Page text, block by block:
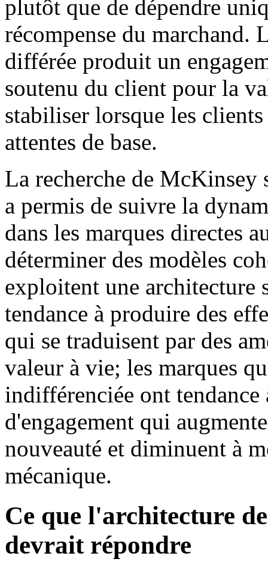
plutôt que de dépendre
récompense du marchand.
différée produit un
soutenu du client pour la
stabiliser lorsque les
attentes de base.
La recherche de
a permis de suivre la
dans les marques directes
déterminer des modèles
exploitent une architecture
tendance à produire des
qui se traduisent par des
valeur à vie; les marques
indifférenciée ont tendance
d'engagement qui
nouveauté et diminuent à
mécanique.
Ce que l'architecture
devrait répondre